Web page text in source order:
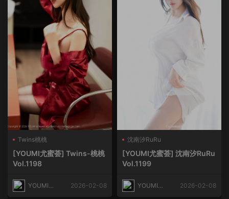
Twins桃桃
[YOUMI尤蜜荟] Twins-桃桃
Vol.1198
YOUMI尤
2026-02-08
沈南汐RuRu
[YOUMI尤蜜荟] 沈南汐RuRu
Vol.1199
YOUMI尤
2026-02-08